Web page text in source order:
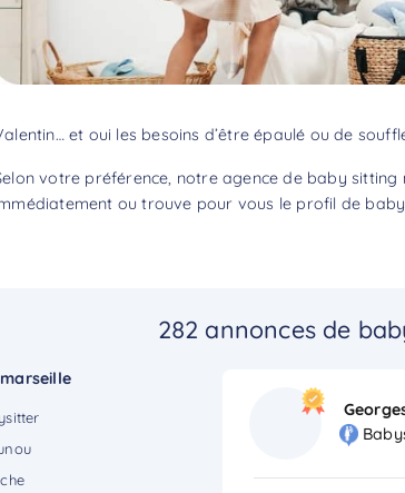
et oui les besoins d’être épaulé ou de
votre préférence, notre agence de baby
ou trouve pour vous le profil de
282 annonces de